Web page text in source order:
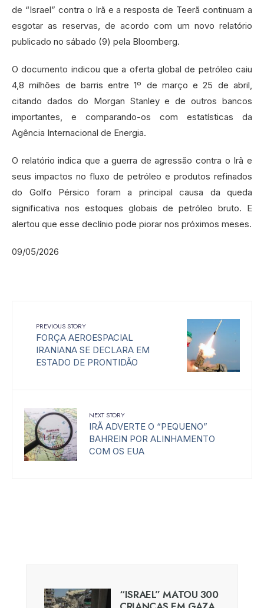
de “Israel” contra o Irã e a resposta de Teerã continuam a
esgotar as reservas, de acordo com um novo relatório
publicado no sábado (9) pela Bloomberg.
O documento indicou que a oferta global de petróleo caiu
4,8 milhões de barris entre 1º de março e 25 de abril,
citando dados do Morgan Stanley e de outros bancos
importantes, e comparando-os com estatísticas da
Agência Internacional de Energia.
O relatório indica que a guerra de agressão contra o Irã e
seus impactos no fluxo de petróleo e produtos refinados
do Golfo Pérsico foram a principal causa da queda
significativa nos estoques globais de petróleo bruto. E
alertou que esse declínio pode piorar nos próximos meses.
09/05/2026
PREVIOUS STORY
FORÇA AEROESPACIAL
IRANIANA SE DECLARA EM
ESTADO DE PRONTIDÃO
NEXT STORY
IRÃ ADVERTE O “PEQUENO”
BAHREIN POR ALINHAMENTO
COM OS EUA
“ISRAEL” MATOU 300